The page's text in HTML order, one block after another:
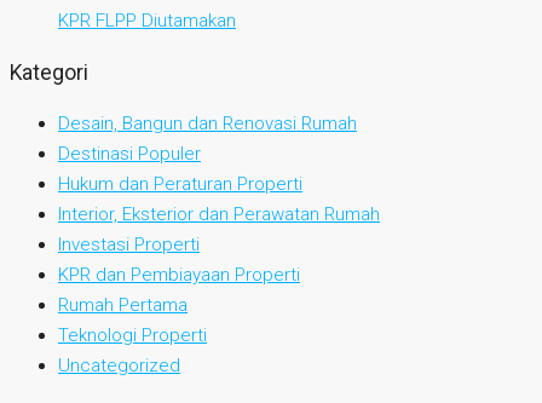
KPR FLPP Diutamakan
Kategori
Desain, Bangun dan Renovasi Rumah
Destinasi Populer
Hukum dan Peraturan Properti
Interior, Eksterior dan Perawatan Rumah
Investasi Properti
KPR dan Pembiayaan Properti
Rumah Pertama
Teknologi Properti
Uncategorized